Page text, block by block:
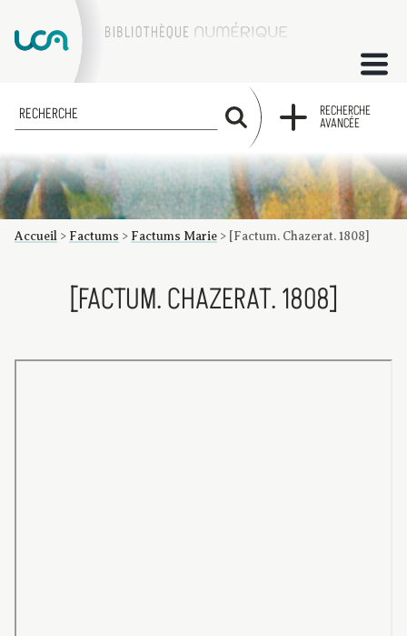
ACCUEIL
COLLECTIONS
FACTUMS
Les factums à la BU
Présentation du corpus de factums de la collection Marie
Bibliographie
Glossaire
Index de recherche
RECHERCHE
RECHERCHE
AVANCÉE
Accueil > Factums > Factums Marie > [Factum. Chazerat. 1808]
[FACTUM. CHAZERAT. 1808]